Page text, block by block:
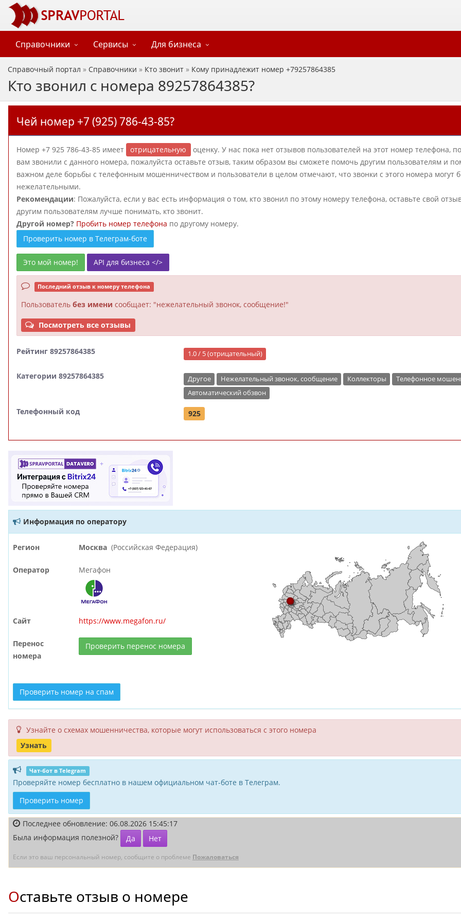
Справочники Сервисы Для бизнеса
Справочный портал » Справочники » Кто звонит » Кому принадлежит номер +79257864385
Кто звонил с номера 89257864385?
Чей номер +7 (925) 786-43-85?
Номер +7 925 786-43-85 имеет отрицательную
оценку. У нас пока нет отзывов пользователей на этот номер телефона,
вам звонили с данного номера, пожалуйста оставьте отзыв, таким образом вы сможете помочь другим пользователям и
важном деле борьбы с телефонным мошенничеством и пользователи в целом отмечают, что звонки с этого номера могут
нежелательными.
Рекомендации: Пожалуйста, если у вас есть информация о том, кто звонил по этому номеру телефона, оставьте свой
другим пользователям лучше понимать, кто звонит.
Другой номер? Пробить номер телефона по другому номеру.
Проверить номер в Телеграм-боте
Это мой номер! API для бизнеса </>
Последний отзыв к номеру телефона
Пользователь без имени сообщает: "нежелательный звонок, сообщение!"
Посмотреть все отзывы
Рейтинг 89257864385 1.0 / 5 (отрицательный)
Категории 89257864385 Другое Нежелательный звонок, сообщение Коллекторы
Телефонное
Автоматический обзвон
Телефонный код 925
Информация по оператору
Регион Москва (Российская Федерация)
Оператор Мегафон
Сайт https://www.megafon.ru/
Перенос
номера
Проверить перенос номера
Проверить номер на спам
Узнайте о схемах мошенни­чества, кото­рые могут исполь­зоваться с этого номера
Узнать
Чат-бот в Telegram
Проверяйте номер бесплатно в нашем официальном чат-боте в Телеграм.
Проверить номер
Последнее обновление: 06.08.2026 15:45:17
Была информация полезной?
Да Нет
Если это ваш персональный номер, сообщите о проблеме Пожаловаться
Оставьте отзыв о номере